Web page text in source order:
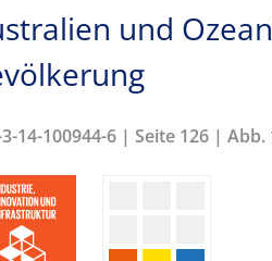
und
14-100944-6 | Seite 126 |